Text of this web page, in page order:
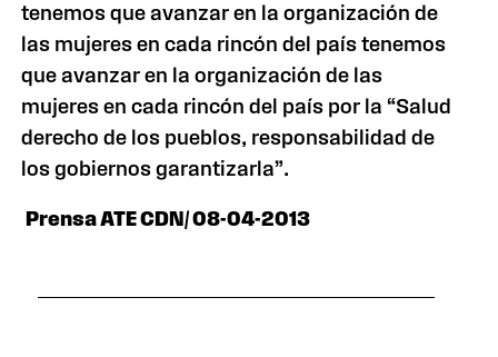
tenemos que avanzar en la organización de
las mujeres en cada rincón del país tenemos
que avanzar en la organización de las
mujeres en cada rincón del país por la “Salud
derecho de los pueblos, responsabilidad de
los gobiernos garantizarla”.
Prensa ATE CDN/ 08-04-2013